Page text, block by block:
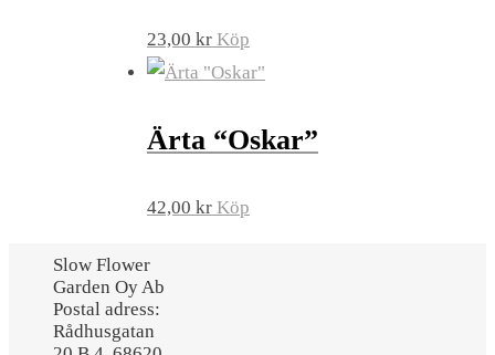
23,00 kr Köp
Ärta “Oskar”
42,00 kr Köp
Slow Flower
Garden Oy Ab
Postal adress:
Rådhusgatan